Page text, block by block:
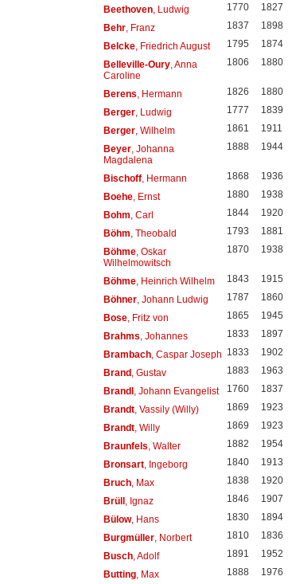
Beethoven, Ludwig 1770 1827
Behr, Franz 1837 1898
Belcke, Friedrich August 1795 1874
Belleville-Oury, Anna
Caroline
1806 1880
Berens , Hermann 1826 1880
Berger, Ludwig 1777 1839
Berger, Wilhelm 1861 1911
Beyer, Johanna
Magdalena
1888 1944
Bischoff, Hermann 1868 1936
Boehe, Ernst 1880 1938
Bohm , Carl 1844 1920
Böhm , Theobald 1793 1881
Böhme, Oskar
Wilhelmowitsch
1870 1938
Böhme, Heinrich Wilhelm 1843 1915
Böhner, Johann Ludwig 1787 1860
Bose, Fritz von 1865 1945
Brahms , Johannes 1833 1897
Brambach, Caspar Joseph 1833 1902
Brand, Gustav 1883 1963
Brandl, Johann Evangelist 1760 1837
Brandt, Vassily (Willy) 1869 1923
Brandt, Willy 1869 1923
Braunfels , Walter 1882 1954
Bronsart, Ingeborg 1840 1913
Bruch, Max 1838 1920
Brüll, Ignaz 1846 1907
Bülow, Hans 1830 1894
Burgmüller, Norbert 1810 1836
Busch, Adolf 1891 1952
Butting, Max 1888 1976